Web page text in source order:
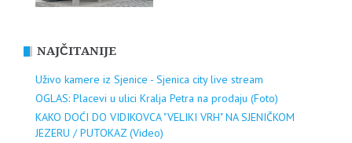
NAJČITANIJE
Uživo kamere iz Sjenice - Sjenica city live stream
OGLAS: Placevi u ulici Kralja Petra na prodaju (Foto)
KAKO DOĆI DO VIDIKOVCA "VELIKI VRH" NA SJENIČKOM
JEZERU / PUTOKAZ (Video)